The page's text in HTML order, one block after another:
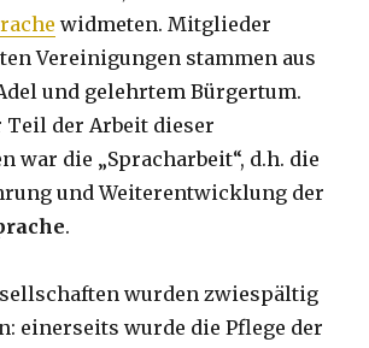
widmeten. Mitglieder
Vereinigungen stammen aus
und gelehrtem Bürgertum.
der Arbeit dieser
war die „Spracharbeit“, d.h. die
und Weiterentwicklung der
.
wurden zwiespältig
einerseits wurde die Pflege der